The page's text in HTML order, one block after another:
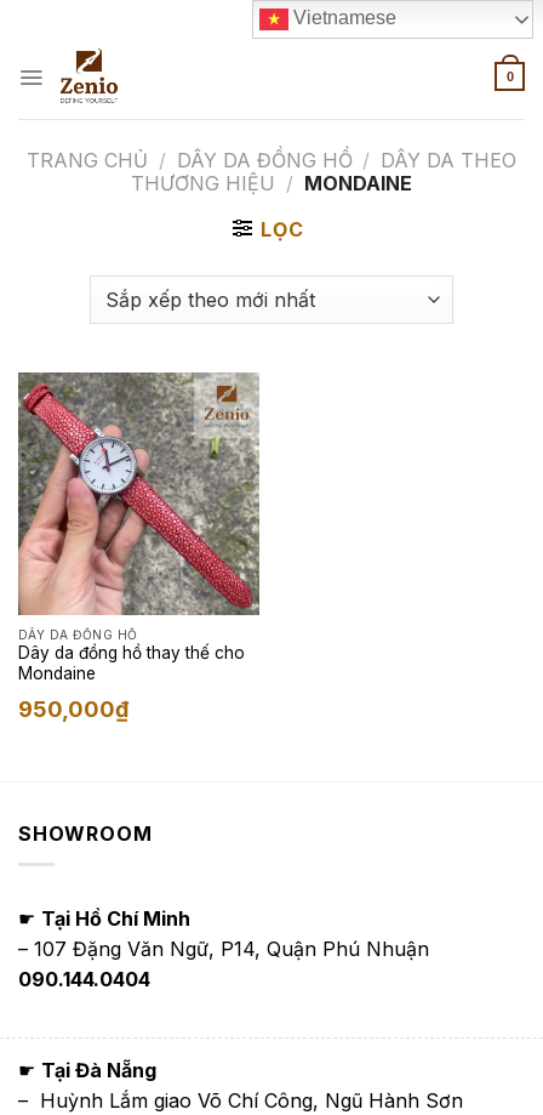
content
0
TRANG CHỦ / DÂY DA ĐỒNG HỒ / DÂY DA THEO
THƯƠNG HIỆU / MONDAINE
LỌC
DÂY DA ĐỒNG HỒ
Dây da đồng hồ thay thế cho
Mondaine
950,000₫
SHOWROOM
☛ Tại Hồ Chí Minh
– 107 Đặng Văn Ngữ, P14, Quận Phú Nhuận
090.144.0404
☛ Tại Đà Nẵng
– Huỳnh Lắm giao Võ Chí Công, Ngũ Hành Sơn
Vietnamese